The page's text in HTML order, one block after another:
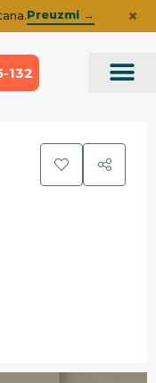
Preuzmi → ×
132